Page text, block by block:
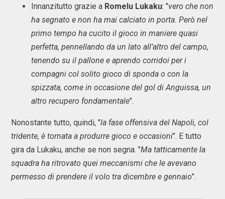
Innanzitutto grazie a Romelu Lukaku: "vero che non
ha segnato e non ha mai calciato in porta. Però nel
primo tempo ha cucito il gioco in maniere quasi
perfetta, pennellando da un lato all’altro del campo,
tenendo su il pallone e aprendo corridoi per i
compagni col solito gioco di sponda o con la
spizzata, come in occasione del gol di Anguissa, un
altro recupero fondamentale".
Nonostante tutto, quindi, "la fase offensiva del Napoli, col
tridente, è tornata a produrre gioco e occasioni". E tutto
gira da Lukaku, anche se non segna. "Ma tatticamente la
squadra ha ritrovato quei meccanismi che le avevano
permesso di prendere il volo tra dicembre e gennaio".